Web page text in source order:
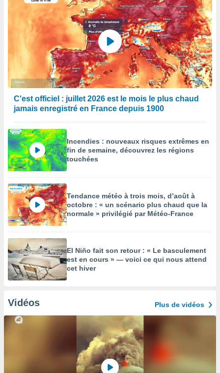
C'est officiel : juillet 2026 est le mois le plus chaud
jamais enregistré en France depuis 1900
Incendies : nouveaux risques extrêmes en
fin de semaine, découvrez les régions
touchées
Tendance météo à trois mois, d’août à
octobre : « un scénario plus chaud que la
normale » privilégié par Météo-France
El Niño fait son retour : « Le basculement
est en cours » — voici ce qui nous attend
cet hiver
Vidéos Plus de vidéos